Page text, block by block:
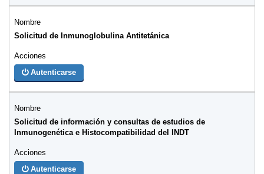
Solicitud de Inmunoglobulina Antitetánica
Autenticarse
Solicitud de información y consultas de estudios de
Inmunogenética e Histocompatibilidad del INDT
Autenticarse